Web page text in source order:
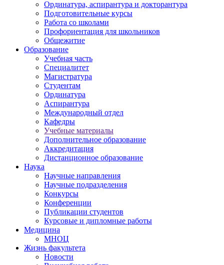
Ординатура, аспирантура и докторантура
Подготовительные курсы
Работа со школами
Профориентация для школьников
Общежитие
Образование
Учебная часть
Специалитет
Магистратура
Студентам
Ординатура
Аспирантура
Международный отдел
Кафедры
Учебные материалы
Дополнительное образование
Аккредитация
Дистанционное образование
Наука
Научные направления
Научные подразделения
Конкурсы
Конференции
Публикации студентов
Курсовые и дипломные работы
Медицина
МНОЦ
Жизнь факультета
Новости